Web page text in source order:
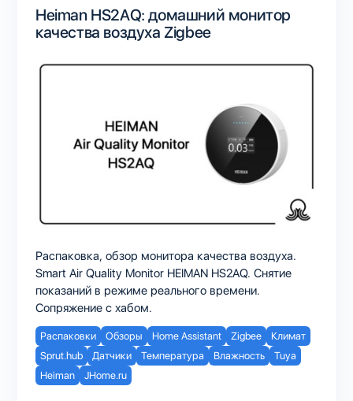
Heiman HS2AQ: домашний монитор
качества воздуха Zigbee
Распаковка, обзор монитора качества воздуха.
Smart Air Quality Monitor HEIMAN HS2AQ. Снятие
показаний в режиме реального времени.
Сопряжение с хабом.
Распаковки Обзоры Home Assistant Zigbee
Климат
Sprut.hub
Датчики Температура Влажность
Tuya
Heiman
JHome.ru